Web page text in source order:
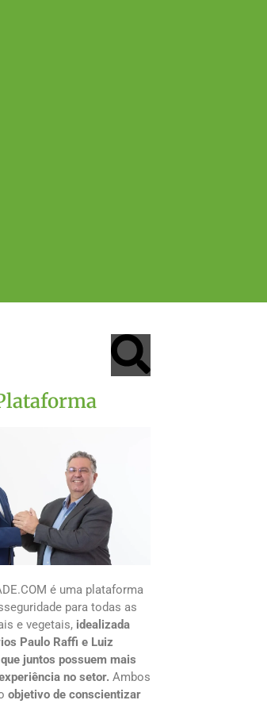
é uma plataforma
para todas as
e vegetais, idealizada
Paulo Raffi e Luiz
juntos possuem mais
no setor.Ambos
objetivo de conscientizar